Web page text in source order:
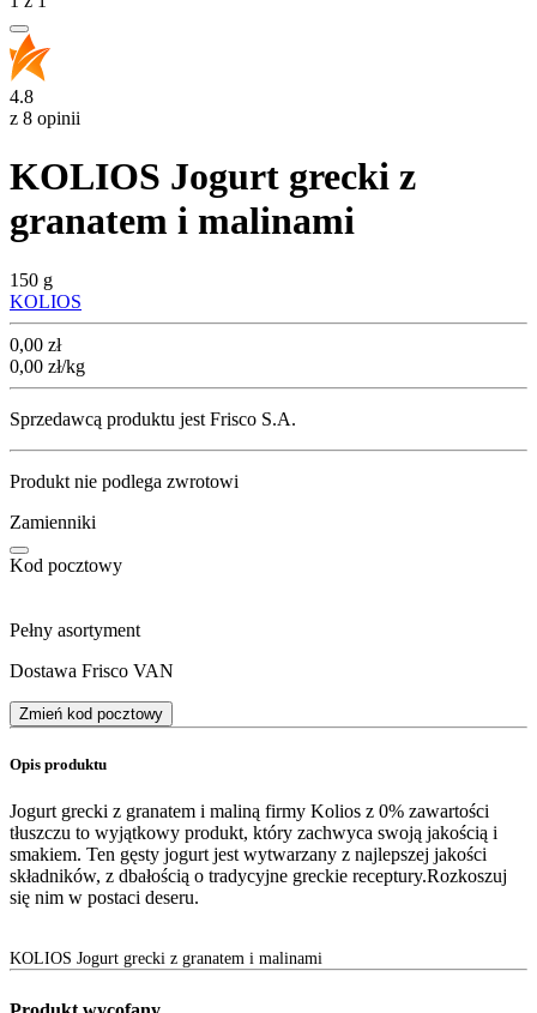
4.8
z 8 opinii
KOLIOS Jogurt grecki z
granatem i malinami
150 g
KOLIOS
Cena
0,00 zł
0,00 zł/kg
Sprzedawcą produktu jest Frisco S.A.
Produkt nie podlega zwrotowi
Zamienniki
Kod pocztowy
Pełny asortyment
Dostawa Frisco VAN
Zmień kod pocztowy
Opis produktu
Jogurt grecki z granatem i maliną firmy Kolios z 0% zawartości
tłuszczu to wyjątkowy produkt, który zachwyca swoją jakością i
smakiem. Ten gęsty jogurt jest wytwarzany z najlepszej jakości
składników, z dbałością o tradycyjne greckie receptury.Rozkoszuj
się nim w postaci deseru.
KOLIOS Jogurt grecki z granatem i malinami